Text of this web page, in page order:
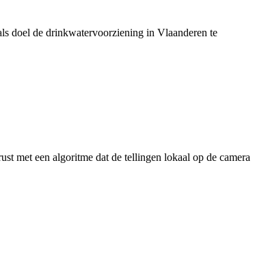
doel de drinkwatervoorziening in Vlaanderen te
met een algoritme dat de tellingen lokaal op de camera